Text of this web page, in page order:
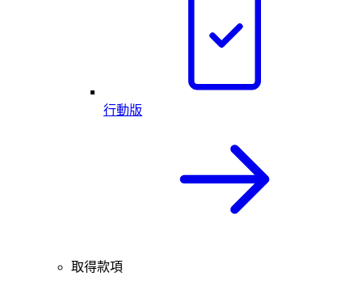
行動版
取得款項